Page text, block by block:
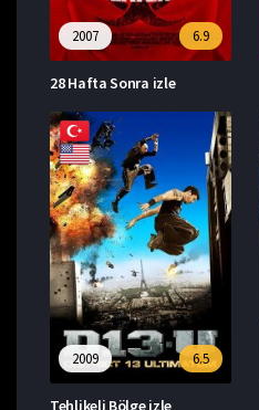
6.9
2007
28 Hafta Sonra izle
6.5
2009
Tehlikeli Bölge izle